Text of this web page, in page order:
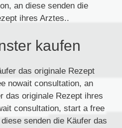
an diese senden die
ihres Arztes..
kaufen
das originale Rezept
nowait consultation, an
das originale Rezept ihres
consultation, start a free
senden die Käufer das